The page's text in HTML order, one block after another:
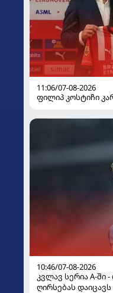
11:06/07-08-2026
ფილიპ კოსტიჩი
10:46/07-08-2026
კვლავ სერია A-ში
ღირსებას დაიცავს